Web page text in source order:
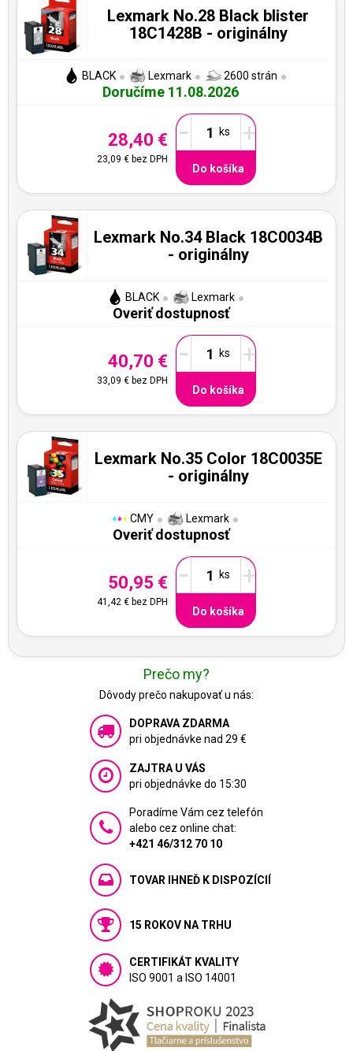
Lexmark No.28 Black blister
18C1428B - originálny
BLACK Lexmark 2600 strán
Doručíme 11.08.2026
28,40 €
23,09 € bez DPH
- +
Do košíka
Lexmark No.34 Black 18C0034B
- originálny
BLACK Lexmark
Overiť dostupnosť
40,70 €
33,09 € bez DPH
- +
Do košíka
Lexmark No.35 Color 18C0035E
- originálny
CMY Lexmark
Overiť dostupnosť
50,95 €
41,42 € bez DPH
- +
Do košíka
Prečo my?
Dôvody prečo nakupovať u nás:
DOPRAVA ZDARMA
pri objednávke nad 29 €
ZAJTRA U VÁS
pri objednávke do 15:30
Poradíme Vám cez telefón
alebo cez online chat:
+421 46/312 70 10
TOVAR IHNEĎ K DISPOZÍCIÍ
15 ROKOV NA TRHU
CERTIFIKÁT KVALITY
ISO 9001 a ISO 14001